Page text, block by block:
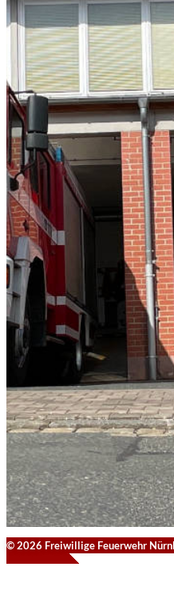
© 2026 Freiwillige Feuerwehr